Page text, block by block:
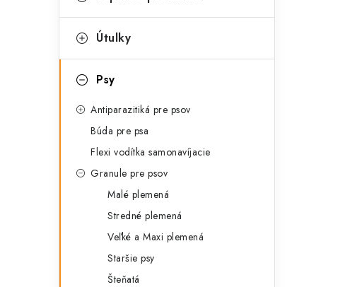
ý
a
ó
i
Útulky
Psy
Antiparazitiká pre psov
Búda pre psa
Flexi vodítka samonavíjacie
Granule pre psov
Malé plemená
Stredné plemená
Veľké a Maxi plemená
Staršie psy
Šteňatá